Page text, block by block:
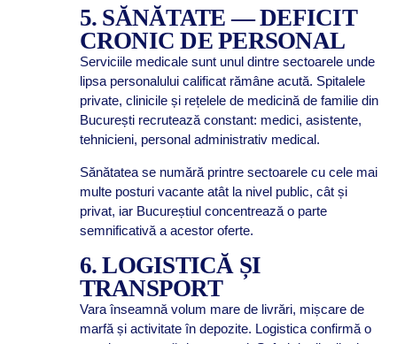
5. SĂNĂTATE — DEFICIT
CRONIC DE PERSONAL
Serviciile medicale sunt unul dintre sectoarele unde
lipsa personalului calificat rămâne acută. Spitalele
private, clinicile și rețelele de medicină de familie din
București recrutează constant: medici, asistente,
tehnicieni, personal administrativ medical.
Sănătatea se numără printre sectoarele cu cele mai
multe posturi vacante atât la nivel public, cât și
privat, iar Bucureștiul concentrează o parte
semnificativă a acestor oferte.
6. LOGISTICĂ ȘI
TRANSPORT
Vara înseamnă volum mare de livrări, mișcare de
marfă și activitate în depozite. Logistica confirmă o